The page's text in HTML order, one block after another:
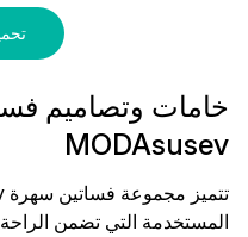
خامات وتصاميم
MODAsusev
المستخدمة التي تضمن